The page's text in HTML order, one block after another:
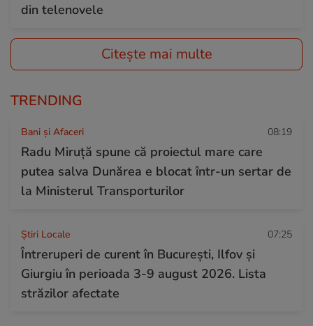
din telenovele
Citește mai multe
TRENDING
Bani și Afaceri 08:19
Radu Miruță spune că proiectul mare care
putea salva Dunărea e blocat într-un sertar de
la Ministerul Transporturilor
Știri Locale 07:25
Întreruperi de curent în București, Ilfov și
Giurgiu în perioada 3-9 august 2026. Lista
străzilor afectate